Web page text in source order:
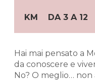
KM DA 3 A 12
Hai mai pensato a
da conoscere e
No? O meglio… non